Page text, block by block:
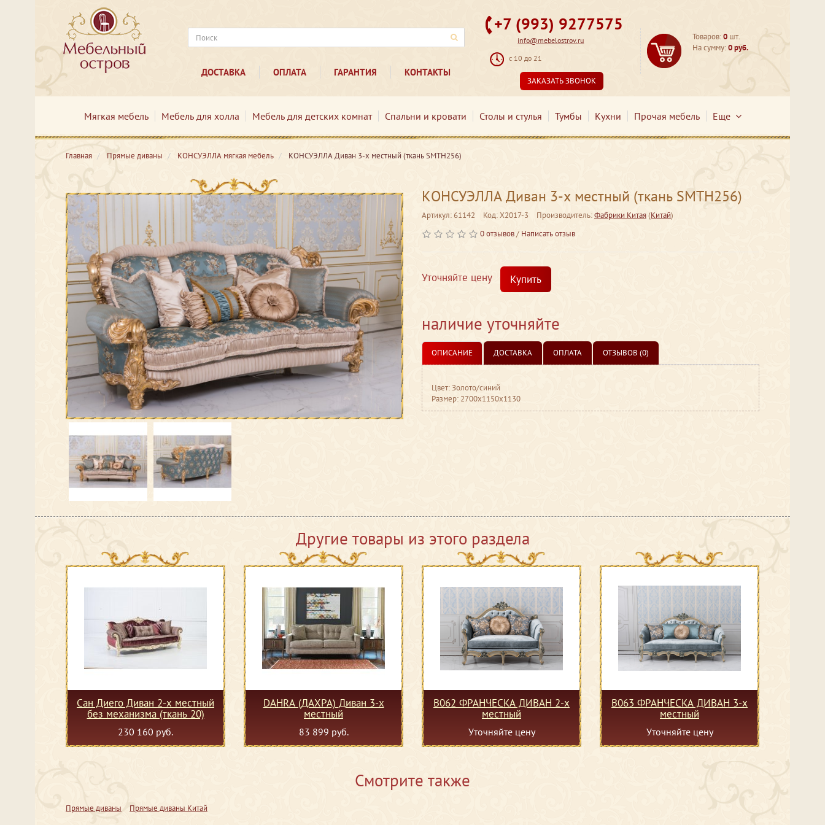
ДОСТАВКА ОПЛАТА ГАРАНТИЯ КОНТАКТЫ
+7 (993) 9277575
info@mebelostrov.ru
с 10 до 21
ЗАКАЗАТЬ ЗВОНОК
Товаров:0 шт.
На сумму:0 руб.
Мягкая мебель Мебель для холла Мебель для детских комнат Спальни и кровати Столы и стулья Тумбы Кухни Прочая мебель Еще
Главная Прямые диваны КОНСУЭЛЛА мягкая мебель КОНСУЭЛЛА Диван 3-х местный (ткань SMTH256)
КОНСУЭЛЛА Диван 3-х местный (ткань SMTH256)
Артикул: 61142 Код: Х2017-3 Производитель:Фабрики Китая(Китай)
0 отзывов/ Написать отзыв
Уточняйте цену Купить
наличие уточняйте
ОПИСАНИЕ ДОСТАВКА ОПЛАТА ОТЗЫВОВ (0)
Цвет: Золото/синий
Размер: 2700x1150x1130
Другие товары из этого раздела
Сан Диего Диван 2-х местный
без механизма (ткань 20)
230 160 руб.
DAHRA (ДАХРА) Диван 3-х
местный
83 899 руб.
B062 ФРАНЧЕСКА ДИВАН 2-х
местный
Уточняйте цену
B063 ФРАНЧЕСКА ДИВАН 3-х
местный
Уточняйте цену
Смотрите также
Прямые диваны Прямые диваны Китай